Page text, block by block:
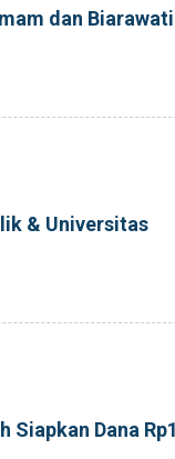
dan Biarawati
& Universitas
Siapkan Dana